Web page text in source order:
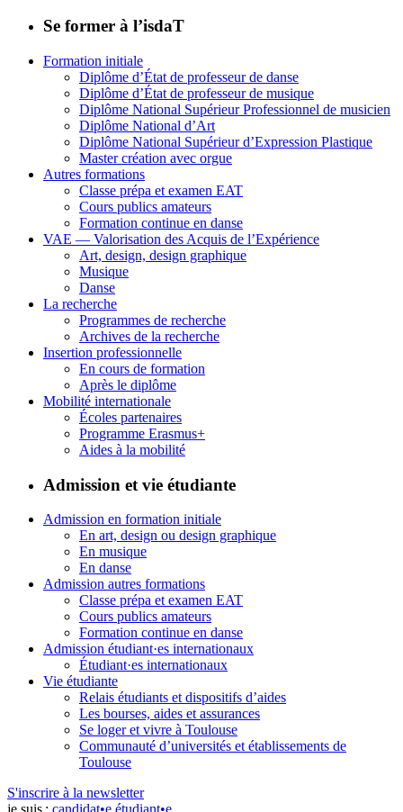
Se former à l’isdaT
Formation initiale
Diplôme d’État de professeur de danse
Diplôme d’État de professeur de musique
Diplôme National Supérieur Professionnel de musicien
Diplôme National d’Art
Diplôme National Supérieur d’Expression Plastique
Master création avec orgue
Autres formations
Classe prépa et examen EAT
Cours publics amateurs
Formation continue en danse
VAE — Valorisation des Acquis de l’Expérience
Art, design, design graphique
Musique
Danse
La recherche
Programmes de recherche
Archives de la recherche
Insertion professionnelle
En cours de formation
Après le diplôme
Mobilité internationale
Écoles partenaires
Programme Erasmus+
Aides à la mobilité
Admission et vie étudiante
Admission en formation initiale
En art, design ou design graphique
En musique
En danse
Admission autres formations
Classe prépa et examen EAT
Cours publics amateurs
Formation continue en danse
Admission étudiant·es internationaux
Étudiant·es internationaux
Vie étudiante
Relais étudiants et dispositifs d’aides
Les bourses, aides et assurances
Se loger et vivre à Toulouse
Communauté d’universités et établissements de
Toulouse
S'inscrire à la newsletter